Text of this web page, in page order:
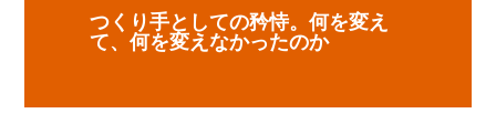
つくり手としての矜恃。何を変え
て、何を変えなかったのか